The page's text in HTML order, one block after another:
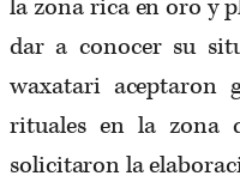
la zona rica en oro y
dar a conocer su
waxatari aceptaron
rituales en la zona
solicitaron la